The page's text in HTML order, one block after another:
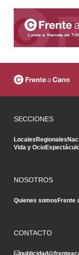
SECCIONES
LocalesRegionales
Vida y Ocio
NOSOTROS
Quienes somosFrente
CONTACTO